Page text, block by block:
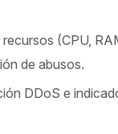
(CPU,
de abusos.
DDoS e